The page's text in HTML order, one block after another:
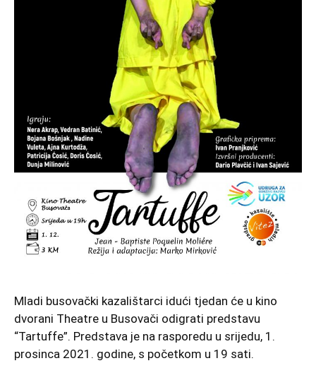
Mladi busovački kazalištarci idući tjedan će u kino
dvorani Theatre u Busovači odigrati predstavu
“Tartuffe”. Predstava je na rasporedu u srijedu, 1.
prosinca 2021. godine, s početkom u 19 sati.